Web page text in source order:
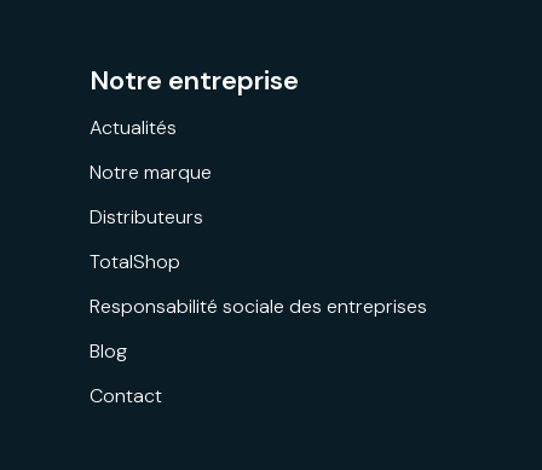
Notre entreprise
Actualités
Notre marque
Distributeurs
TotalShop
Responsabilité sociale des entreprises
Blog
Contact